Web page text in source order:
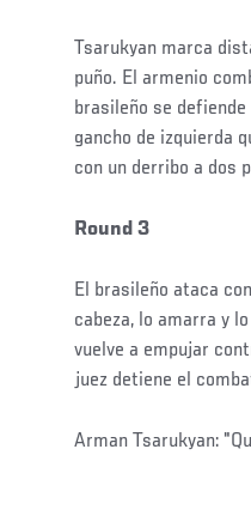
Tsarukyan marca
puño. El armenio
brasileño se
gancho de izquierda
con un derribo a dos
Round 3
El brasileño ataca
cabeza, lo amarra y
vuelve a empujar
juez detiene el
Arman Tsarukyan: